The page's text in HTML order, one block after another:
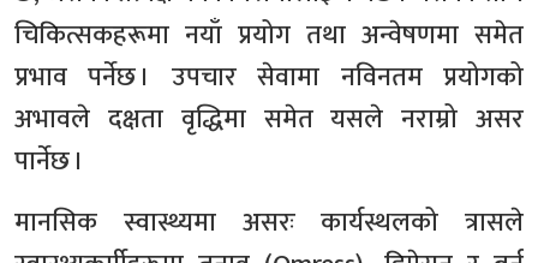
चिकित्सकहरूमा नयाँ प्रयोग तथा अन्वेषणमा समेत
प्रभाव पर्नेछ । उपचार सेवामा नविनतम प्रयोगको
अभावले दक्षता वृद्धिमा समेत यसले नराम्रो असर
पार्नेछ ।
मानसिक स्वास्थ्यमा असरः कार्यस्थलको त्रासले